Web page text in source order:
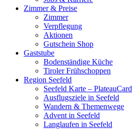
Zimmer & Preise
Zimmer
Verpflegung
Aktionen
Gutschein Shop
Gaststube
Bodenständige Küche
Tiroler Frühschoppen
Region Seefeld
Seefeld Karte – PlateauCard
Ausflugsziele in Seefeld
Wandern & Themenwege
Advent in Seefeld
Langlaufen in Seefeld